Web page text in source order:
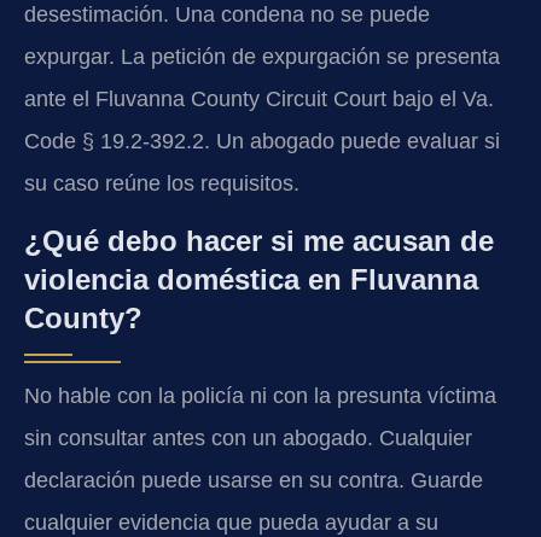
desestimación. Una condena no se puede
expurgar. La petición de expurgación se presenta
ante el Fluvanna County Circuit Court bajo el Va.
Code § 19.2-392.2. Un abogado puede evaluar si
su caso reúne los requisitos.
¿Qué debo hacer si me acusan de
violencia doméstica en Fluvanna
County?
No hable con la policía ni con la presunta víctima
sin consultar antes con un abogado. Cualquier
declaración puede usarse en su contra. Guarde
cualquier evidencia que pueda ayudar a su